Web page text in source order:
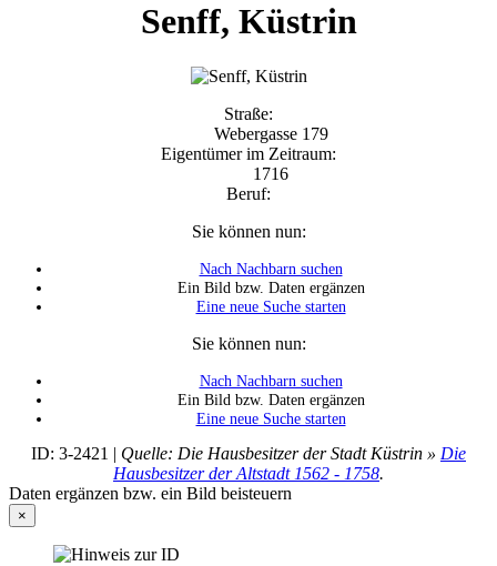
Senff, Küstrin
Straße:
Webergasse 179
Eigentümer im Zeitraum:
1716
Beruf:
Sie können nun:
Nach Nachbarn suchen
Ein Bild bzw. Daten ergänzen
Eine neue Suche starten
Sie können nun:
Nach Nachbarn suchen
Ein Bild bzw. Daten ergänzen
Eine neue Suche starten
ID: 3-2421 | Quelle: Die Hausbesitzer der Stadt Küstrin » Die
Hausbesitzer der Altstadt 1562 - 1758.
Daten ergänzen bzw. ein Bild beisteuern
×